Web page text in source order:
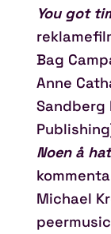
You got
Bag
Anne
Noen å
Michael